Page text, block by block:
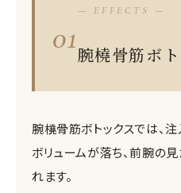
01
— EFFECTS —
腕橈骨筋ボ
腕橈骨筋ボトックスでは、
ボリュームが落ち、前腕の
れます。